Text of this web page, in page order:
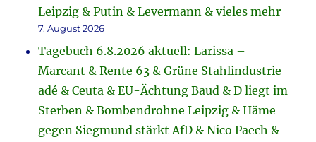
Leipzig & Putin & Levermann & vieles mehr
7. August 2026
Tagebuch 6.8.2026 aktuell: Larissa –
Marcant & Rente 63 & Grüne Stahlindustrie
adé & Ceuta & EU-Ächtung Baud & D liegt im
Sterben & Bombendrohne Leipzig & Häme
gegen Siegmund stärkt AfD & Nico Paech &